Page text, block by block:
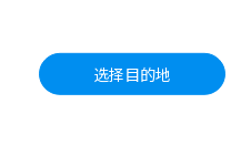
选择目的地